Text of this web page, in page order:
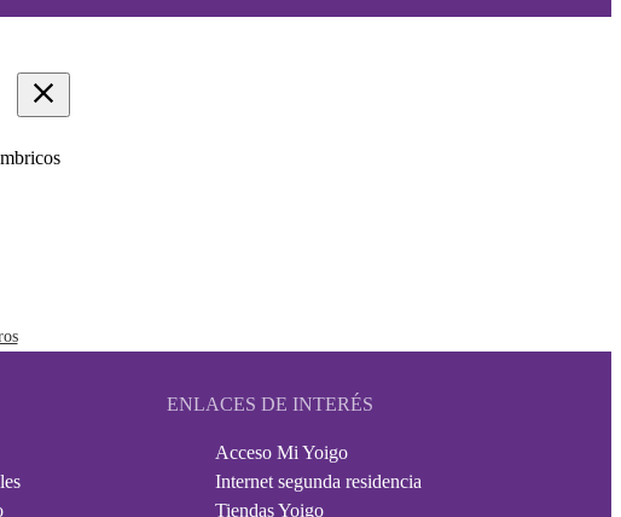
ENLACES DE INTERÉS
Acceso Mi Yoigo
Internet segunda residencia
Tiendas Yoigo